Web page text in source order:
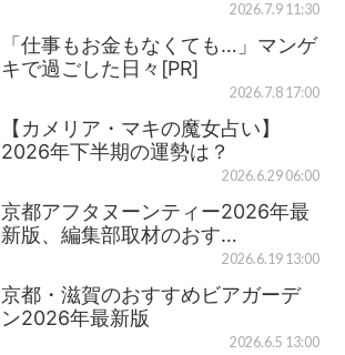
2026.7.9 11:30
「仕事もお金もなくても…」マンゲ
キで過ごした日々[PR]
2026.7.8 17:00
【カメリア・マキの魔女占い】
2026年下半期の運勢は？
2026.6.29 06:00
京都アフタヌーンティー2026年最
新版、編集部取材のおす…
2026.6.19 13:00
京都・滋賀のおすすめビアガーデ
ン2026年最新版
2026.6.5 13:00